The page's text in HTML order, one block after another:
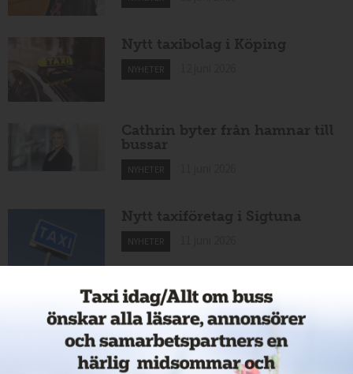
Nytt taxibolag i Köping
NYHETER
Cathrin byter från hamnar till
bussar
NYHETER
Nytt taxiföretag i Sigtuna
NYHETER
Nytt taxibolag i Borlänge
NYHETER 11 juni 2026